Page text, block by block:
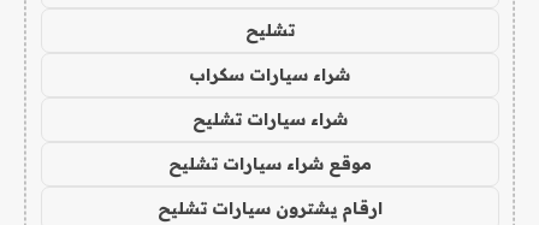
تشليح
شراء سيارات سكراب
شراء سيارات تشليح
موقع شراء سيارات تشليح
ارقام يشترون سيارات تشليح